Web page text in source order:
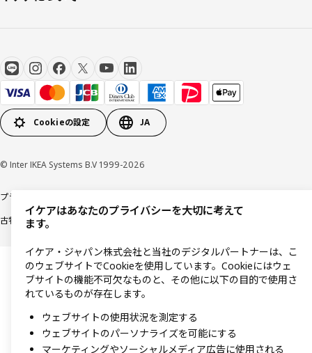
Cookieの設定 JA
© Inter IKEA Systems B.V 1999-2026
プライバシーポリシー
古物営業法に基づく表記
イケアはあなたのプライバシーを大切に考えて
ます。
イケア・ジャパン株式会社と当社のデジタルパートナーは、こ
のウェブサイトでCookieを使用しています。Cookieにはウェ
ブサイトの機能不可欠なものと、その他に以下の目的で使用さ
れているものが存在します。
ウェブサイトの使用状況を測定する
ウェブサイトのパーソナライズを可能にする
マーケティングやソーシャルメディア広告に使用される